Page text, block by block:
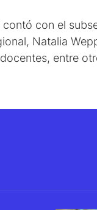
con el
Natalia
entre